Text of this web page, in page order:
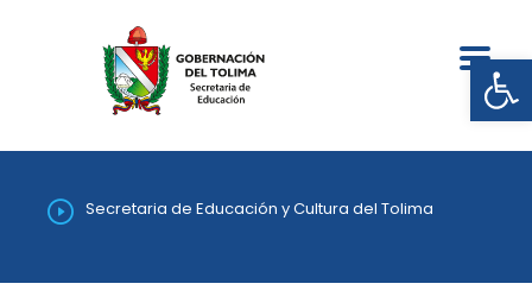
Secretaria de Educación y Cultura del Tolima